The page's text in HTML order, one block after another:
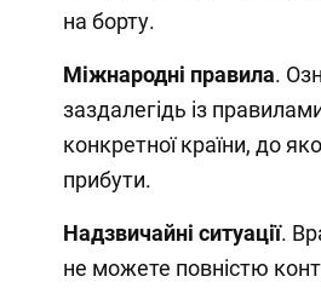
на борту.
Міжнародні правила.
заздалегідь із
конкретної країни, до
прибути.
Надзвичайні ситуації.
не можете повністю